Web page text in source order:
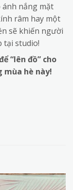
ánh nắng mặt
râm hay một
sẽ khiến người
tại studio!
“lên đồ” cho
mùa hè này!